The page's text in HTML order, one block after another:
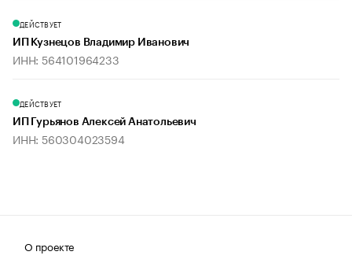
ДЕЙСТВУЕТ
ИП Кузнецов Владимир Иванович
ИНН: 564101964233
ДЕЙСТВУЕТ
ИП Гурьянов Алексей Анатольевич
ИНН: 560304023594
О проекте